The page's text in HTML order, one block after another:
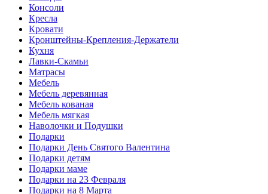
Консоли
Кресла
Кровати
Кронштейны-Крепления-Держатели
Кухня
Лавки-Скамьи
Матрасы
Мебель
Мебель деревянная
Мебель кованая
Мебель мягкая
Наволочки и Подушки
Подарки
Подарки День Святого Валентина
Подарки детям
Подарки маме
Подарки на 23 Февраля
Подарки на 8 Марта